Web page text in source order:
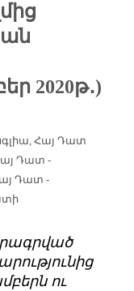
2020թ․)
,Հայ Դատ
Դատ -
Դատ -
ու